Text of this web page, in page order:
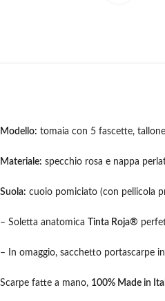
Modello: tomaia con 5 fascette,
Materiale: specchio rosa e nappa
Suola: cuoio pomiciato (con pellicola
– Soletta anatomica Tinta Roja®
– In omaggio, sacchetto portascarpe
Scarpe fatte a mano, 100% Made in